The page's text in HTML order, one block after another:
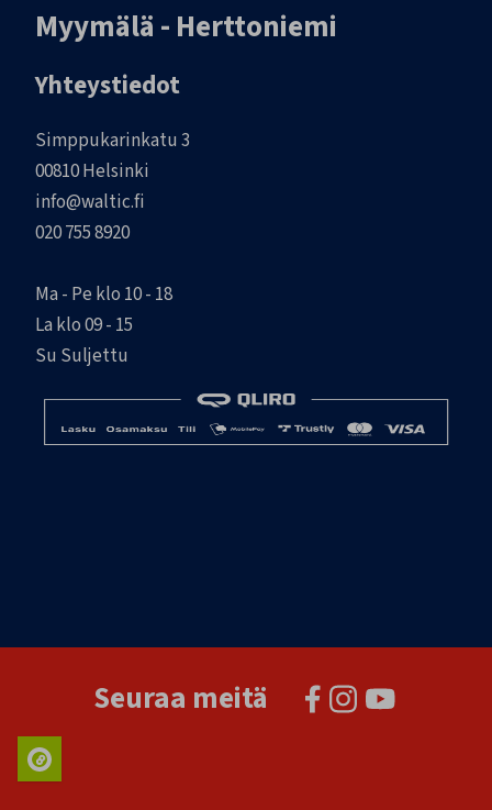
Myymälä - Herttoniemi
Yhteystiedot
Simppukarinkatu 3
00810 Helsinki
info@waltic.fi
020 755 8920
Ma - Pe klo 10 - 18
La klo 09 - 15
Su Suljettu
Seuraa meitä